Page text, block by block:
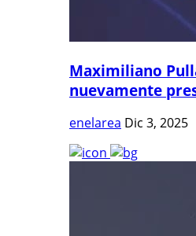
Maximiliano
nuevamente
enelarea Dic 3, 2025